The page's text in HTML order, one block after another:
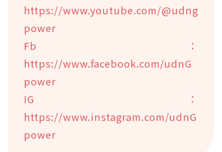
https://www.youtube.com/@udng
power
Fb：
https://www.facebook.com/udnG
power
IG：
https://www.instagram.com/udnG
power